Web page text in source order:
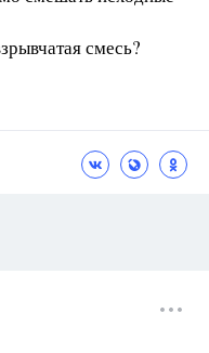
смесь?